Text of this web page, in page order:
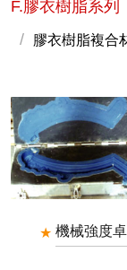
F.膠衣樹脂系列
膠衣樹脂複合
機械強度